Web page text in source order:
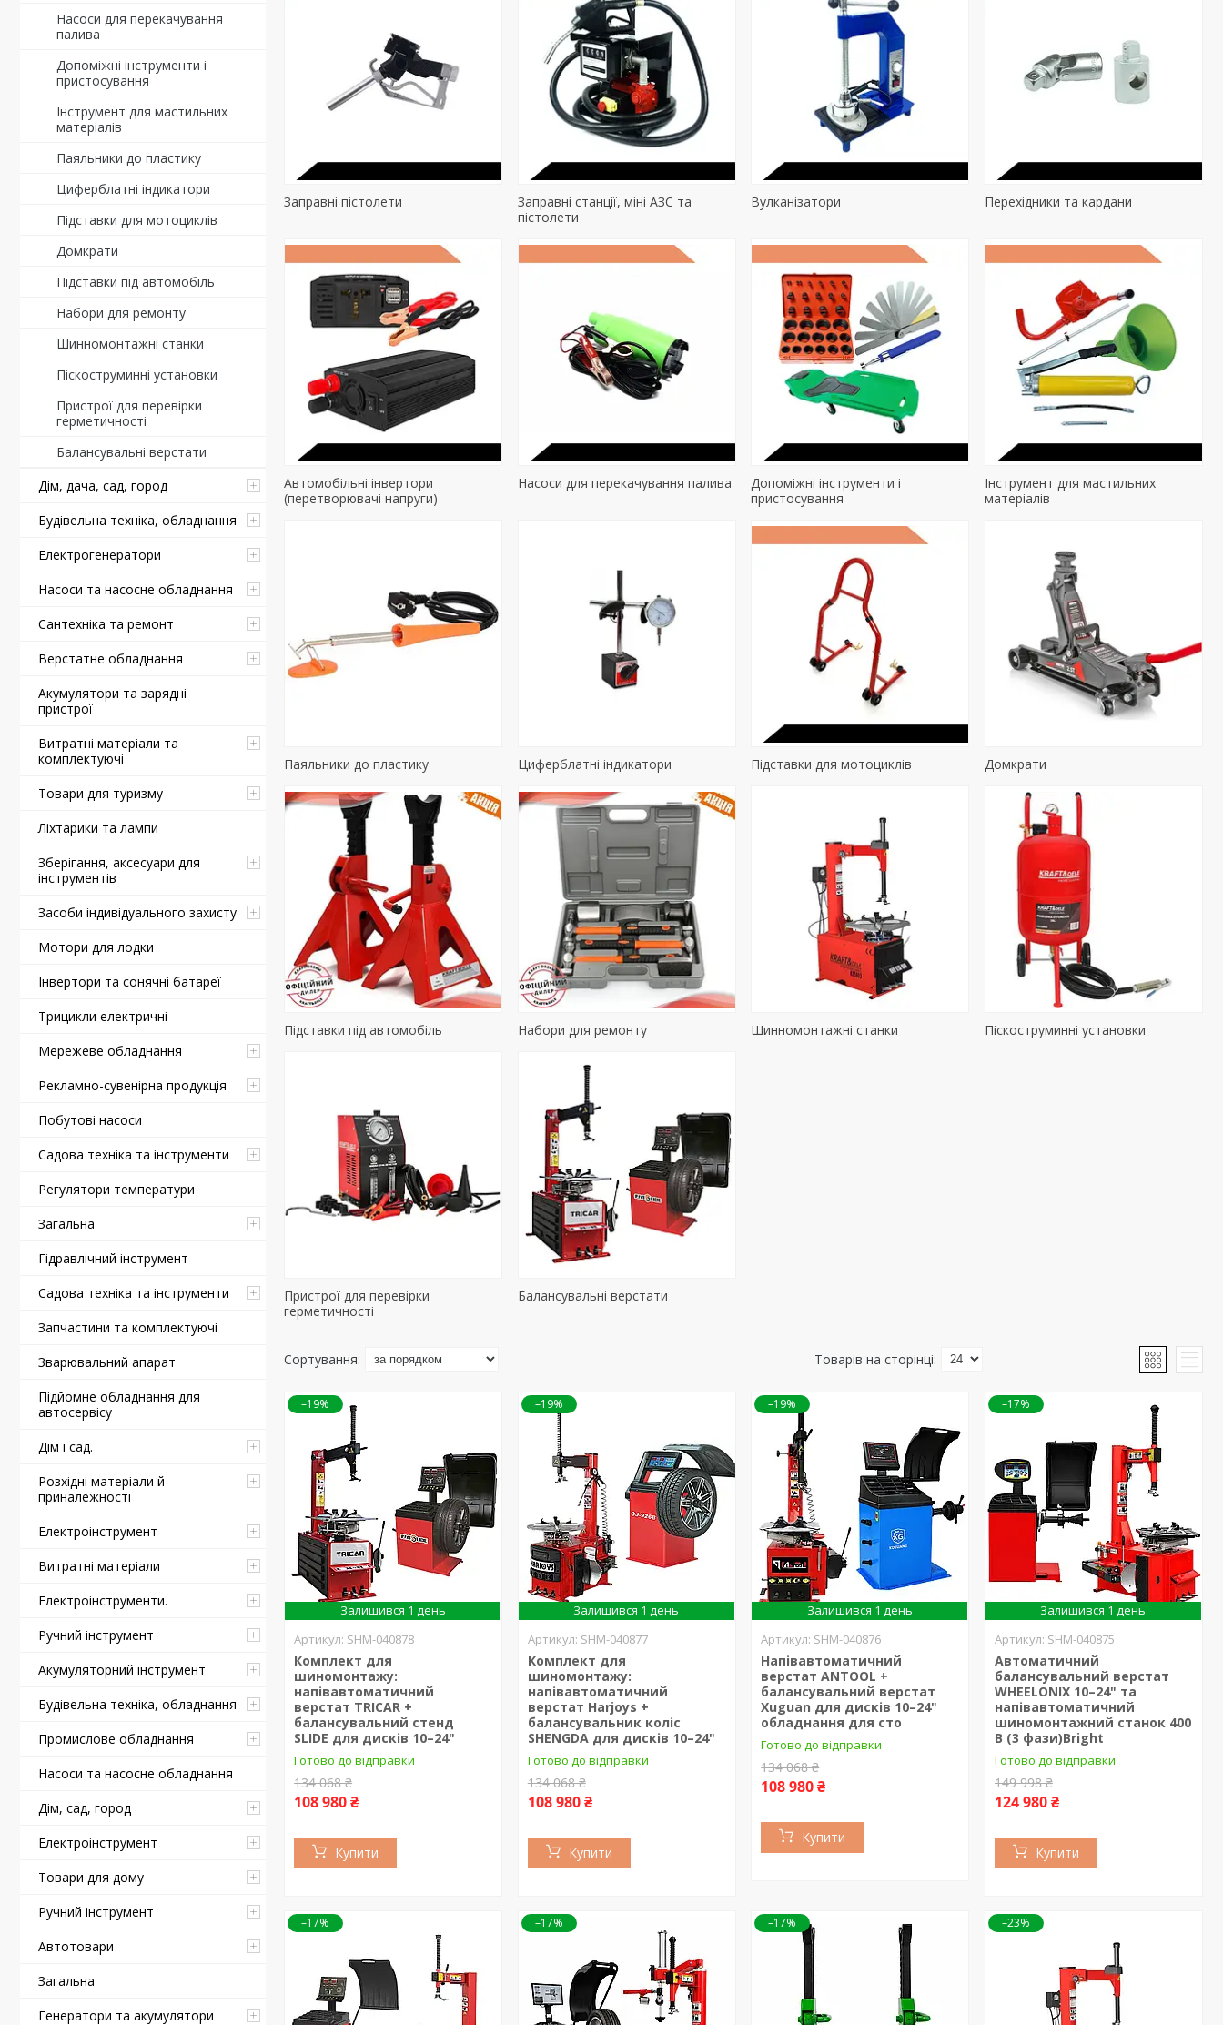
Насоси для перекачування
палива
Допоміжні інструменти і
пристосування
Інструмент для мастильних
матеріалів
Паяльники до пластику
Циферблатні індикатори
Підставки для мотоциклів
Домкрати
Підставки під автомобіль
Набори для ремонту
Шинномонтажні станки
Піскоструминні установки
Пристрої для перевірки
герметичності
Балансувальні верстати
Дім, дача, сад, город
Будівельна техніка, обладнання
Електрогенератори
Насоси та насосне обладнання
Сантехніка та ремонт
Верстатне обладнання
Акумулятори та зарядні
пристрої
Витратні матеріали та
комплектуючі
Товари для туризму
Ліхтарики та лампи
Зберігання, аксесуари для
інструментів
Засоби індивідуального захисту
Мотори для лодки
Інвертори та сонячні батареї
Трицикли електричні
Мережеве обладнання
Рекламно-сувенірна продукція
Побутові насоси
Садова техніка та інструменти
Регулятори температури
Загальна
Гідравлічний інструмент
Садова техніка та інструменти
Запчастини та комплектуючі
Зварювальний апарат
Підйомне обладнання для
автосервісу
Дім і сад.
Розхідні матеріали й
приналежності
Електроінструмент
Витратні матеріали
Електроінструменти.
Ручний інструмент
Акумуляторний інструмент
Будівельна техніка, обладнання
Промислове обладнання
Насоси та насосне обладнання
Дім, сад, город
Електроінструмент
Товари для дому
Ручний інструмент
Автотовари
Загальна
Генератори та акумулятори
Заправні пістолети
Заправні станції, міні АЗС та
пістолети
Вулканізатори Перехідники та кардани
Автомобільні інвертори
(перетворювачі напруги)
Насоси для перекачування палива
Допоміжні інструменти і
пристосування
Інструмент для мастильних
матеріалів
Паяльники до пластику Циферблатні індикатори Підставки для мотоциклів Домкрати
Підставки під автомобіль Набори для ремонту Шинномонтажні станки Піскоструминні установки
Пристрої для перевірки
герметичності
Балансувальні верстати
–19%
Залишився 1 день
SHM-040878
Комплект для
шиномонтажу:
напівавтоматичний
верстат TRICAR +
балансувальний стенд
SLIDE для дисків 10–24"
Готово до відправки
134 068 ₴
108 980 ₴
Купити
–19%
Залишився 1 день
SHM-040877
Комплект для
шиномонтажу:
напівавтоматичний
верстат Harjoys +
балансувальник коліс
SHENGDA для дисків 10–24"
Готово до відправки
134 068 ₴
108 980 ₴
Купити
–19%
Залишився 1 день
SHM-040876
Напівавтоматичний
верстат ANTOOL +
балансувальний верстат
Xuguan для дисків 10–24"
обладнання для сто
Готово до відправки
134 068 ₴
108 980 ₴
Купити
–17%
Залишився 1 день
SHM-040875
Автоматичний
балансувальний верстат
WHEELONIX 10–24" та
напівавтоматичний
шиномонтажний станок 400
В (3 фази)Bright
Готово до відправки
149 998 ₴
124 980 ₴
Купити
–17% –17% –17% –23%